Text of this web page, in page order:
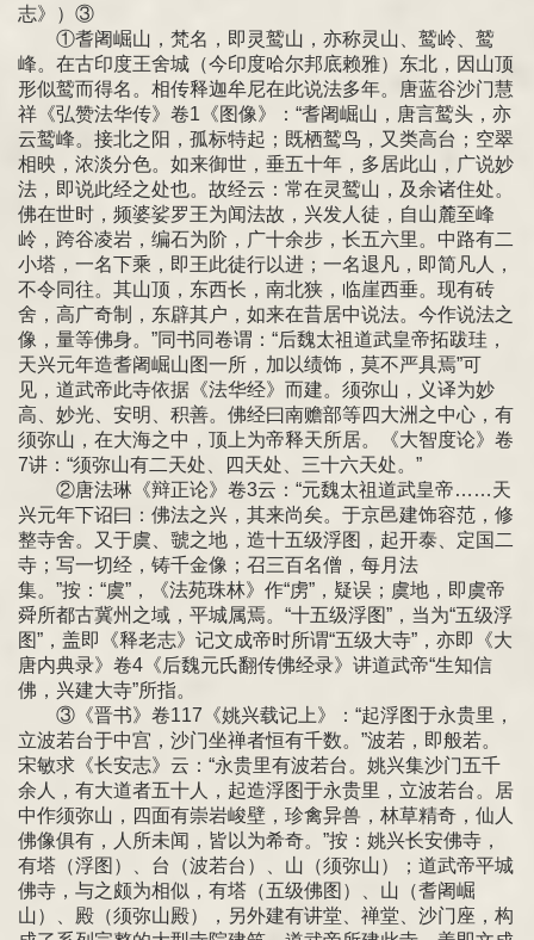
志》）③
①耆阇崛山，梵名，即灵鹫山，亦称灵山、鹫岭、鹫
峰。在古印度王舍城（今印度哈尔邦底赖雅）东北，因山顶
形似鹫而得名。相传释迦牟尼在此说法多年。唐蓝谷沙门慧
祥《弘赞法华传》卷1《图像》：“耆阇崛山，唐言鹫头，亦
云鹫峰。接北之阳，孤标特起；既栖鹫鸟，又类高台；空翠
相映，浓淡分色。如来御世，垂五十年，多居此山，广说妙
法，即说此经之处也。故经云：常在灵鹫山，及余诸住处。
佛在世时，频婆娑罗王为闻法故，兴发人徒，自山麓至峰
岭，跨谷凌岩，编石为阶，广十余步，长五六里。中路有二
小塔，一名下乘，即王此徒行以进；一名退凡，即简凡人，
不令同往。其山顶，东西长，南北狭，临崖西垂。现有砖
舍，高广奇制，东辟其户，如来在昔居中说法。今作说法之
像，量等佛身。”同书同卷谓：“后魏太祖道武皇帝拓跋珪，
天兴元年造耆阇崛山图一所，加以绩饰，莫不严具焉”可
见，道武帝此寺依据《法华经》而建。须弥山，义译为妙
高、妙光、安明、积善。佛经曰南赡部等四大洲之中心，有
须弥山，在大海之中，顶上为帝释天所居。《大智度论》卷
7讲：“须弥山有二天处、四天处、三十六天处。”
②唐法琳《辩正论》卷3云：“元魏太祖道武皇帝……天
兴元年下诏曰：佛法之兴，其来尚矣。于京邑建饰容范，修
整寺舍。又于虞、虢之地，造十五级浮图，起开泰、定国二
寺；写一切经，铸千金像；召三百名僧，每月法
集。”按：“虞”，《法苑珠林》作“虏”，疑误；虞地，即虞帝
舜所都古冀州之域，平城属焉。“十五级浮图”，当为“五级浮
图”，盖即《释老志》记文成帝时所谓“五级大寺”，亦即《大
唐内典录》卷4《后魏元氏翻传佛经录》讲道武帝“生知信
佛，兴建大寺”所指。
③《晋书》卷117《姚兴载记上》：“起浮图于永贵里，
立波若台于中宫，沙门坐禅者恒有千数。”波若，即般若。
宋敏求《长安志》云：“永贵里有波若台。姚兴集沙门五千
余人，有大道者五十人，起造浮图于永贵里，立波若台。居
中作须弥山，四面有崇岩峻壁，珍禽异兽，林草精奇，仙人
佛像俱有，人所未闻，皆以为希奇。”按：姚兴长安佛寺，
有塔（浮图）、台（波若台）、山（须弥山）；道武帝平城
佛寺，与之颇为相似，有塔（五级佛图）、山（耆阇崛
山）、殿（须弥山殿），另外建有讲堂、禅堂、沙门座，构